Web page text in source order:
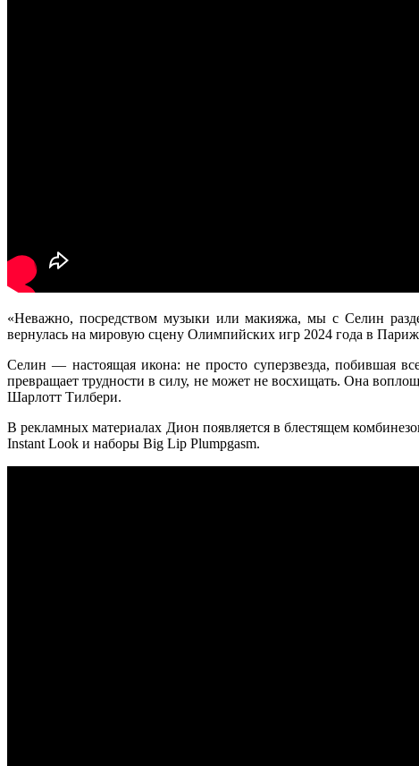
«Неважно, посредством музыки или макияжа, мы с Селин
вернулась на мировую сцену Олимпийских игр 2024 года в
Селин — настоящая икона: не просто суперзвезда, побившая
превращает трудности в силу, не может не восхищать. Она
Шарлотт Тилбери.
В рекламных материалах Дион появляется в блестящем
Instant Look и наборы Big Lip Plumpgasm.